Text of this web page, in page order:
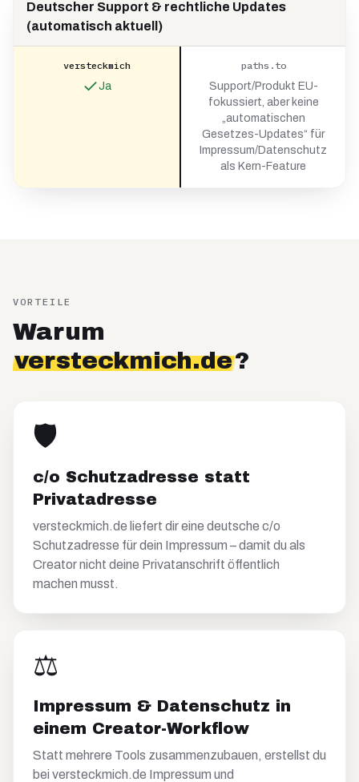
Deutscher Support & rechtliche Updates
(automatisch aktuell)
versteckmich
Ja
paths.to
Support/Produkt EU-
fokussiert, aber keine
„automatischen
Gesetzes-Updates“ für
Impressum/Datenschutz
als Kern-Feature
VORTEILE
Warum
versteckmich.de?
🛡️
c/o Schutzadresse statt
Privatadresse
versteckmich.de liefert dir eine deutsche c/o
Schutzadresse für dein Impressum – damit du als
Creator nicht deine Privatanschrift öffentlich
machen musst.
⚖️
Impressum & Datenschutz in
einem Creator-Workflow
Statt mehrere Tools zusammenzubauen, erstellst du
bei versteckmich.de Impressum und